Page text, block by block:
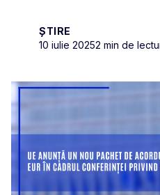
ȘTIRE
10 iulie 20252 min de